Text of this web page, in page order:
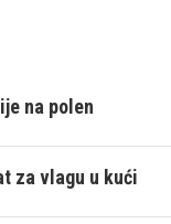
na polen
za vlagu u kući